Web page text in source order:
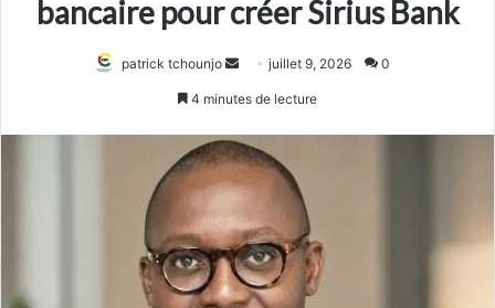
bancaire pour créer Sirius Bank
patrick tchounjo
Envoyerjuillet 9, 2026 0
4 minutes de lecture